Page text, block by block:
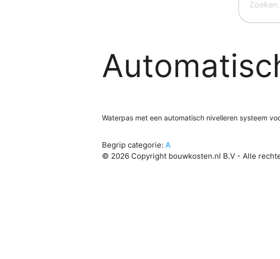
Waterpas met een automatisch nivelleren systeem
Begrip categorie: A
© 2026 Copyright bouwkosten.nl B.V - Alle